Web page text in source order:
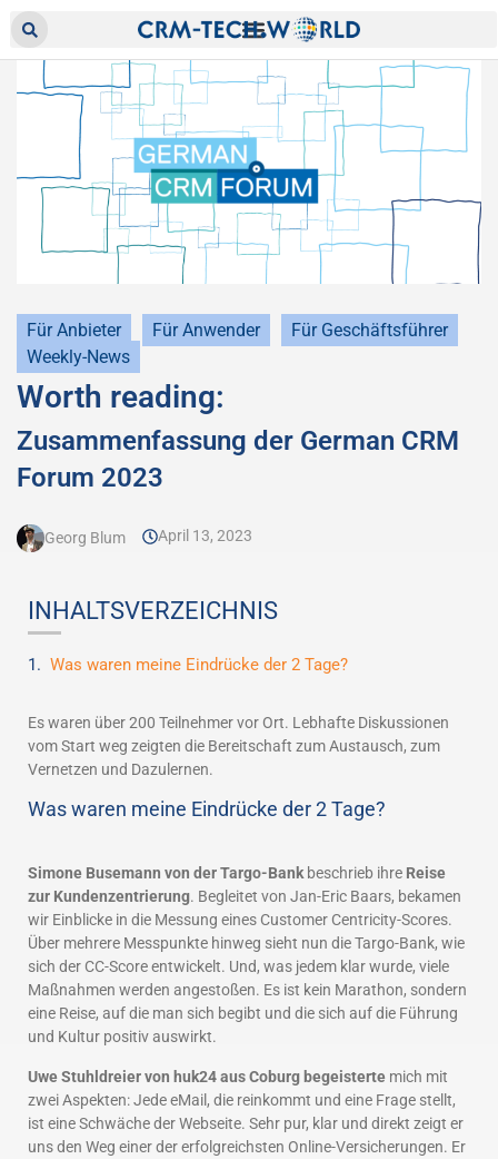
Für Anbieter Für Anwender
Für Geschäftsführer
Weekly-News
Worth reading:
Zusammenfassung der German CRM
Forum 2023
Georg Blum April 13, 2023
INHALTSVERZEICHNIS
Was waren meine Eindrücke der 2 Tage?
Es waren über 200 Teilnehmer vor Ort. Lebhafte Diskussionen
vom Start weg zeigten die Bereitschaft zum Austausch, zum
Vernetzen und Dazulernen.
Was waren meine Eindrücke der 2 Tage?
Simone Busemann von der Targo-Bankbeschrieb ihre Reise
zur Kundenzentrierung. Begleitet von Jan-Eric Baars, bekamen
wir Einblicke in die Messung eines Customer Centricity-Scores.
Über mehrere Messpunkte hinweg sieht nun die Targo-Bank, wie
sich der CC-Score entwickelt. Und, was jedem klar wurde, viele
Maßnahmen werden angestoßen. Es ist kein Marathon, sondern
eine Reise, auf die man sich begibt und die sich auf die Führung
und Kultur positiv auswirkt.
Uwe Stuhldreier von huk24 aus Coburg begeisterte mich mit
zwei Aspekten: Jede eMail, die reinkommt und eine Frage stellt,
ist eine Schwäche der Webseite. Sehr pur, klar und direkt zeigt er
uns den Weg einer der erfolgreichsten Online-Versicherungen. Er